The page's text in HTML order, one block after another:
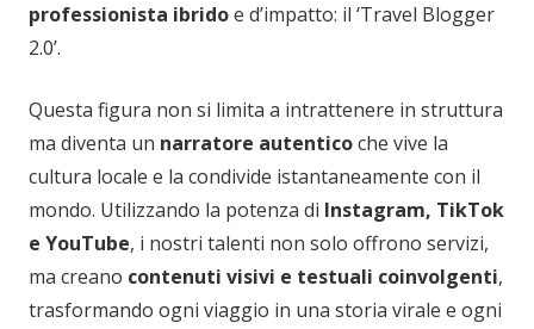
professionista ibridoe d’impatto: il ‘Travel Blogger
2.0’.
Questa figura non si limita a intrattenere in struttura
ma diventa un narratore autenticoche vive la
cultura locale e la condivide istantaneamente con il
mondo. Utilizzando la potenza di Instagram, TikTok
e YouTube, i nostri talenti non solo offrono servizi,
ma creano contenuti visivi e testuali coinvolgenti,
trasformando ogni viaggio in una storia virale e ogni